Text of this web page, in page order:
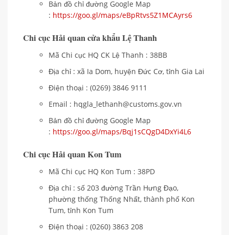
Bản đồ chỉ đường Google Map
: https://goo.gl/maps/eBpRtvs5Z1MCAyrs6
Chi cục Hải quan cửa khẩu Lệ Thanh
Mã Chi cục HQ CK Lệ Thanh : 38BB
Địa chỉ : xã Ia Dom, huyện Đức Cơ, tỉnh Gia Lai
Điện thoại : (0269) 3846 9111
Email : hqgla_lethanh@customs.gov.vn
Bản đồ chỉ đường Google Map
: https://goo.gl/maps/Bqj1sCQgD4DxYi4L6
Chi cục Hải quan Kon Tum
Mã Chi cục HQ Kon Tum : 38PD
Địa chỉ : số 203 đường Trần Hưng Đạo,
phường thống Thống Nhất, thành phố Kon
Tum, tỉnh Kon Tum
Điện thoại : (0260) 3863 208